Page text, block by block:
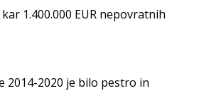
1.400.000 EUR nepovratnih
2014-2020 je bilo pestro in